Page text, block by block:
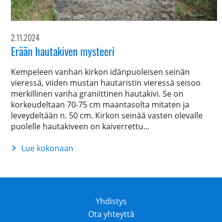
2.11.2024
Erään hautakiven mysteeri
Kempeleen vanhan kirkon idänpuoleisen seinän
vieressä, viiden mustan hautaristin vieressä seisoo
merkillinen vanha graniittinen hautakivi. Se on
korkeudeltaan 70-75 cm maantasolta mitaten ja
leveydeltään n. 50 cm. Kirkon seinää vasten olevalle
puolelle hautakiveen on kaiverrettu...
Lue kokonaan
Erään
Yhdistys
Ota yhteyttä